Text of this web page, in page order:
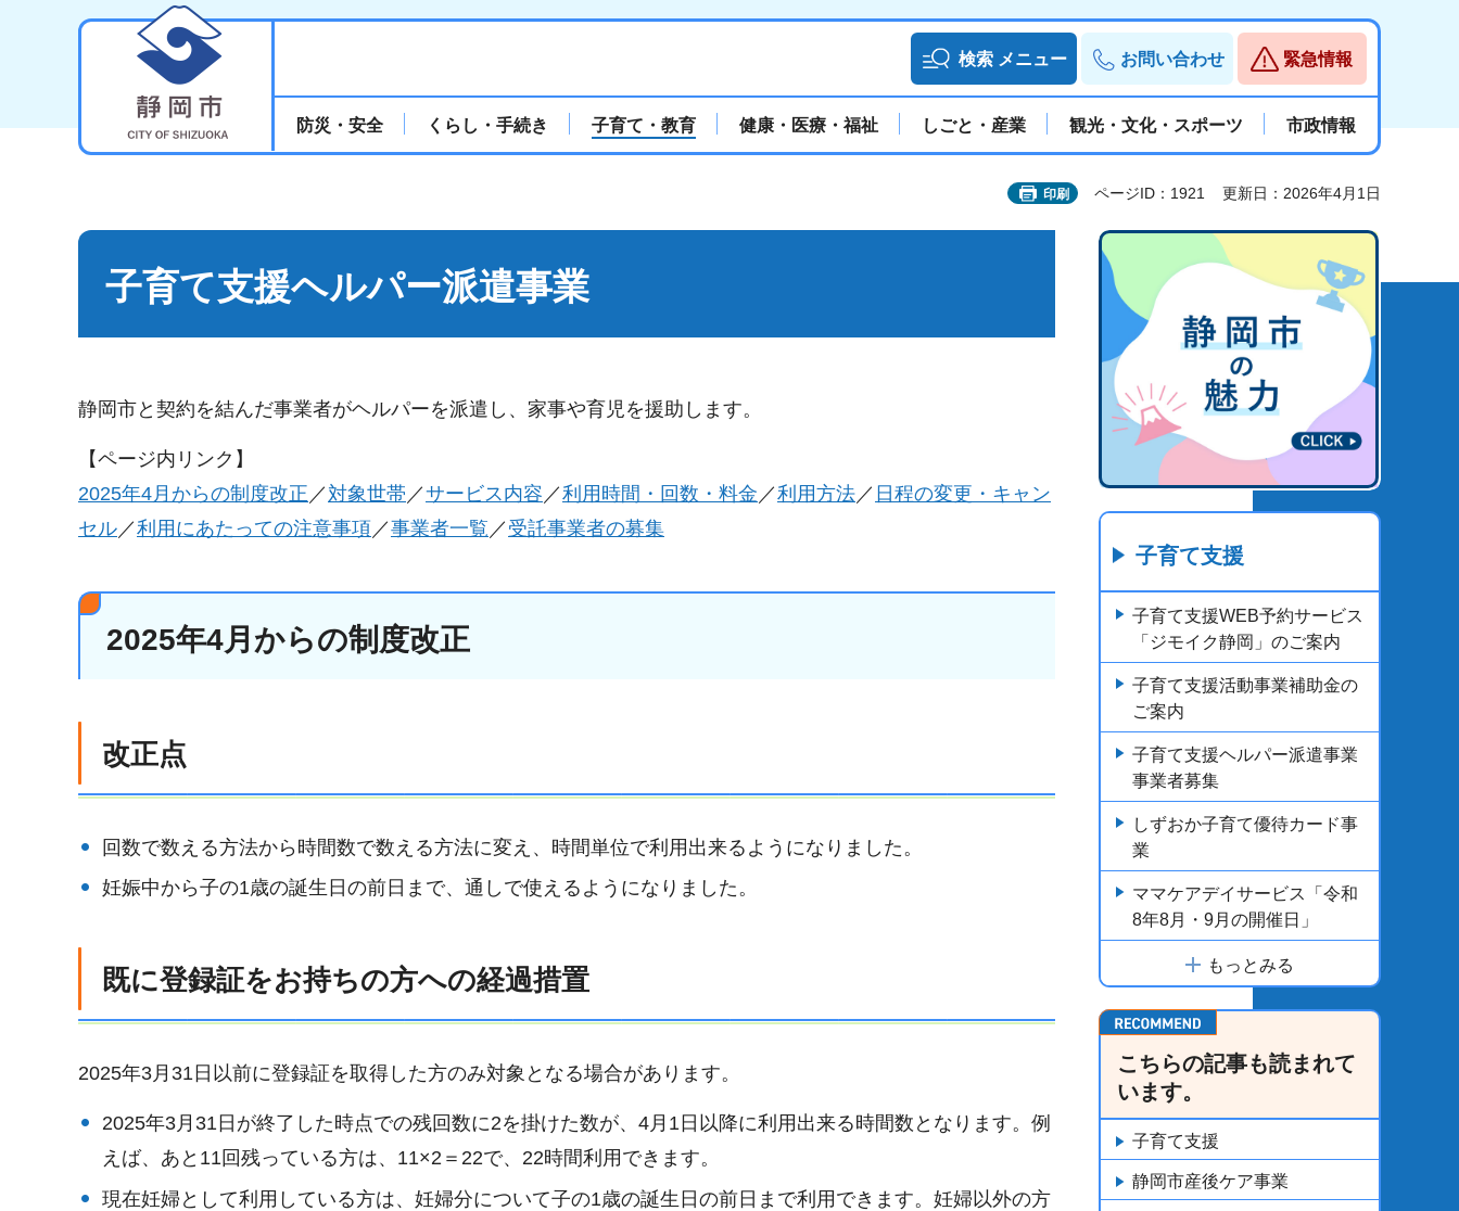
検索 メニュー お問い合わせ 緊急情報
防災・安全 くらし・手続き 子育て・教育 健康・医療・福祉 しごと・産業 観光・文化・スポーツ 市政情報
印刷 ページID：1921 更新日：2026年4月1日
子育て支援ヘルパー派遣事業
静岡市と契約を結んだ事業者がヘルパーを派遣し、家事や育児を援助します。
【ページ内リンク】
2025年4月からの制度改正 ／ 対象世帯 ／サービス内容 ／利用時間・回数・料金 ／利用方法／ 日程の変更・キャン
セル／利用にあたっての注意事項／事業者一覧 ／ 受託事業者の募集
2025年4月からの制度改正
改正点
回数で数える方法から時間数で数える方法に変え、時間単位で利用出来るようになりました。
妊娠中から子の1歳の誕生日の前日まで、通しで使えるようになりました。
既に登録証をお持ちの方への経過措置
2025年3月31日以前に登録証を取得した方のみ対象となる場合があります。
2025年3月31日が終了した時点での残回数に2を掛けた数が、4月1日以降に利用出来る時間数となります。例
えば、あと11回残っている方は、11×2＝22で、22時間利用できます。
現在妊婦として利用している方は、妊婦分について子の1歳の誕生日の前日まで利用できます。妊婦以外の方
子育て支援
子育て支援WEB予約サービス
「ジモイク静岡」のご案内
子育て支援活動事業補助金の
ご案内
子育て支援ヘルパー派遣事業
事業者募集
しずおか子育て優待カード事
業
ママケアデイサービス「令和
8年8月・9月の開催日」
もっとみる
こちらの記事も読まれて
います。
子育て支援
静岡市産後ケア事業